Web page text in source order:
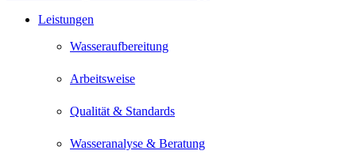
Leistungen
Wasseraufbereitung
Arbeitsweise
Qualität & Standards
Wasseranalyse & Beratung